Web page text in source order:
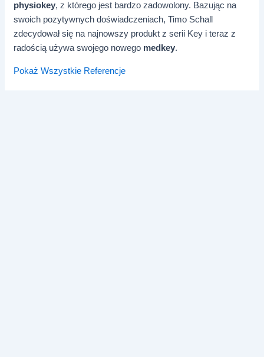
physiokey, z którego jest bardzo zadowolony. Bazując na
swoich pozytywnych doświadczeniach, Timo Schall
zdecydował się na najnowszy produkt z serii Key i teraz z
radością używa swojego nowego medkey.
Pokaż Wszystkie Referencje